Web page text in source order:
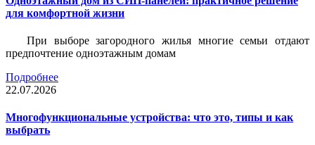
для комфортной жизни
При выборе загородного жилья многие семьи отдают
предпочтение одноэтажным домам
Подробнее
22.07.2026
Многофункциональные устройства: что это, типы и как
выбрать